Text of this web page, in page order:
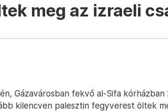
meg az izraeli
Gázavárosban fekvő al-Sifa kórházban
kilencven palesztin fegyverest öltek